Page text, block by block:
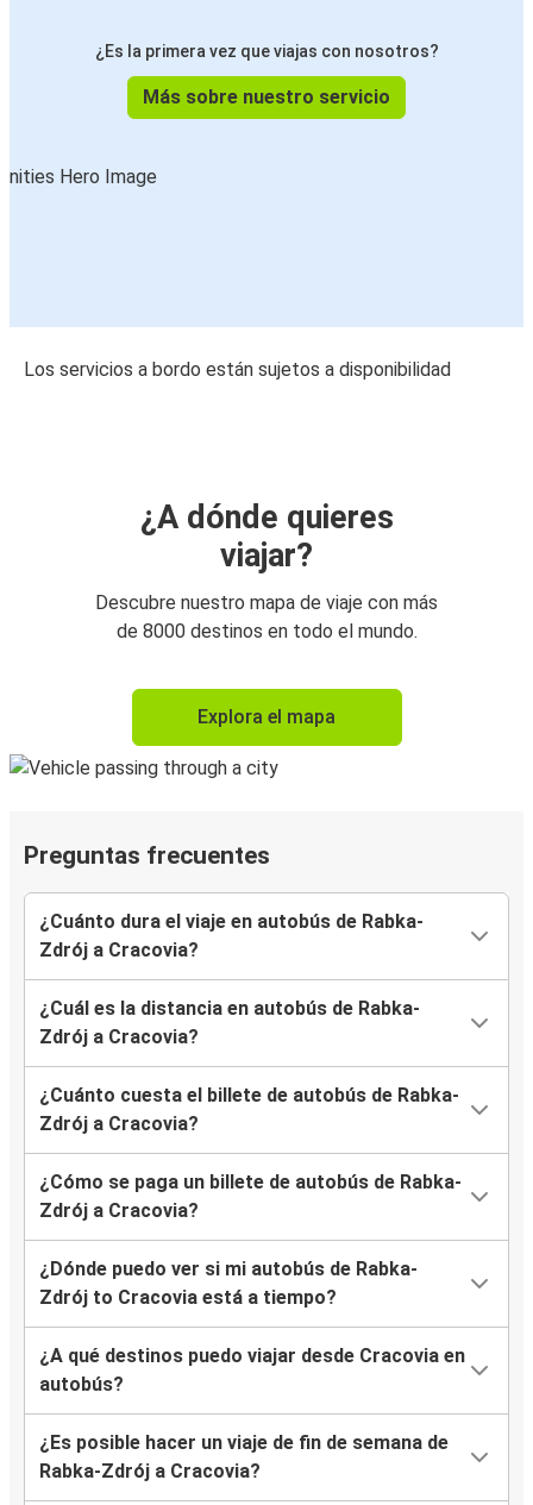
¿Es la primera vez que viajas con nosotros?
Más sobre nuestro servicio
Los servicios a bordo están sujetos a disponibilidad
¿A dónde quieres
viajar?
Descubre nuestro mapa de viaje con más
de 8000 destinos en todo el mundo.
Explora el mapa
Preguntas frecuentes
¿Cuánto dura el viaje en autobús de Rabka-
Zdrój a Cracovia?
¿Cuál es la distancia en autobús de Rabka-
Zdrój a Cracovia?
¿Cuánto cuesta el billete de autobús de Rabka-
Zdrój a Cracovia?
¿Cómo se paga un billete de autobús de Rabka-
Zdrój a Cracovia?
¿Dónde puedo ver si mi autobús de Rabka-
Zdrój to Cracovia está a tiempo?
¿A qué destinos puedo viajar desde Cracovia en
autobús?
¿Es posible hacer un viaje de fin de semana de
Rabka-Zdrój a Cracovia?